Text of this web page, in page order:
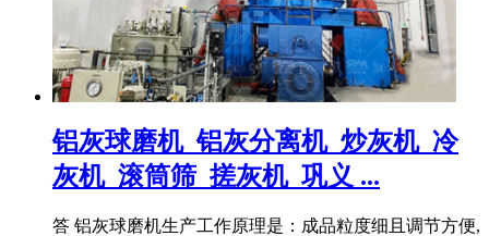
铝灰球磨机_铝灰分离机_炒灰机_冷
灰机_滚筒筛_搓灰机_巩义 ...
答 铝灰球磨机生产工作原理是：成品粒度细且调节方便,